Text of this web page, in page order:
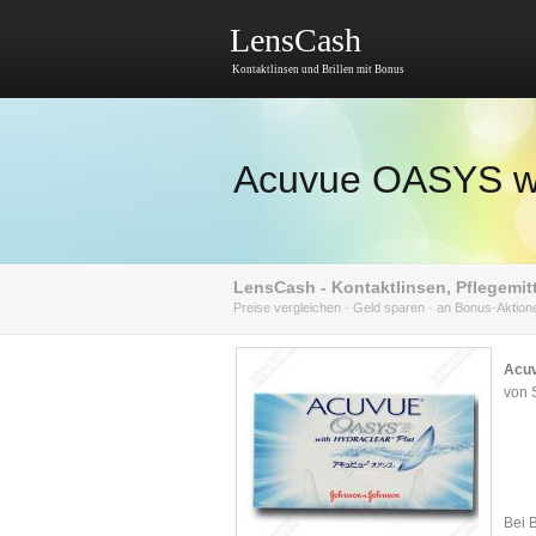
LensCash
Kontaktlinsen und Brillen mit Bonus
Acuvue OASYS
LensCash - Kontaktlinsen,
Preise vergleichen · Geld sparen · an Bonus-
von
Bei